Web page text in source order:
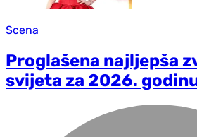
Scena
Proglašena najljepša
svijeta za 2026.